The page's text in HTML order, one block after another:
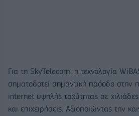
Για τη SkyTelecom, η τεχνολογία
σηματοδοτεί σημαντική πρόοδο στην
internet υψηλής ταχύτητας σε
και επιχειρήσεις. Αξιοποιώντας την